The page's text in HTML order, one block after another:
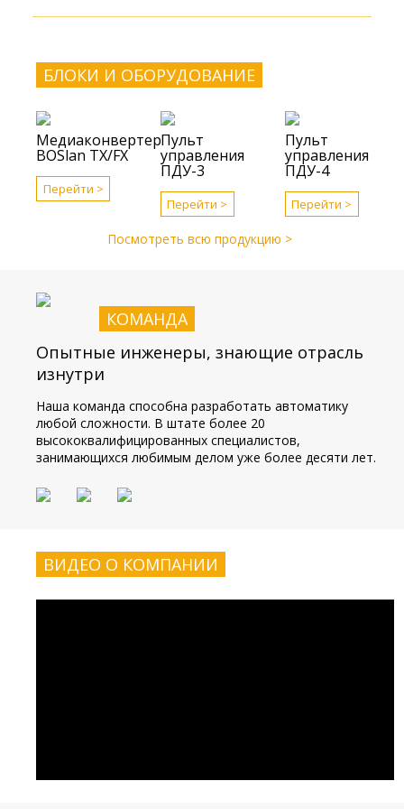
БЛОКИ И ОБОРУДОВАНИЕ
Медиаконвертер
BOSlan TX/FX
Перейти >
Пульт
управления
ПДУ-3
Перейти >
Пульт
управления
ПДУ-4
Перейти >
Посмотреть всю продукцию >
КОМАНДА
Опытные инженеры, знающие отрасль
изнутри
Наша команда способна разработать автоматику
любой сложности. В штате более 20
высококвалифицированных специалистов,
занимающихся любимым делом уже более десяти лет.
ВИДЕО О КОМПАНИИ